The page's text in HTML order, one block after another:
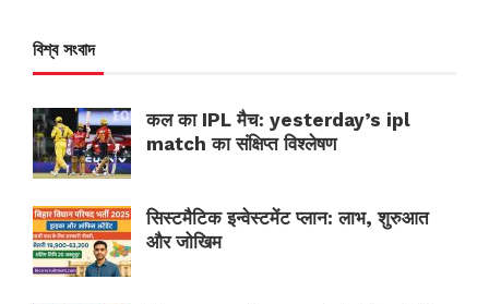
বিশ্ব সংবাদ
कल का IPL मैच: yesterday’s ipl
match का संक्षिप्त विश्लेषण
सिस्टमैटिक इन्वेस्टमेंट प्लान: लाभ, शुरुआत
और जोखिम